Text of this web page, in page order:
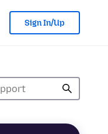
Sign In/Up